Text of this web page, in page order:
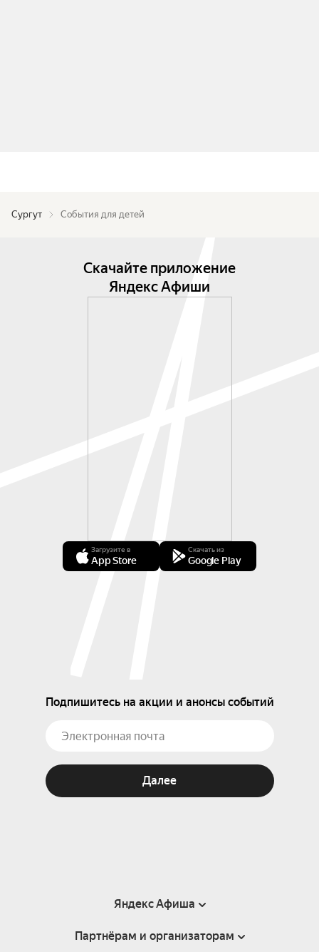
Сургут События для детей
Скачайте приложение
Яндекс Афиши
Загрузите в
App Store
Скачать из
Google Play
Подпишитесь на акции и анонсы событий
Далее
Яндекс Афиша
Справка
Партнёрам и организаторам